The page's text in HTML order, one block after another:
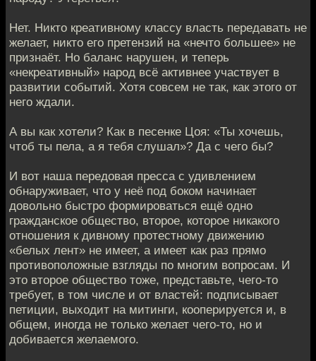
Нет. Никто креативному классу власть передавать не
желает, никто его претензий на «нечто большее» не
признаёт. Но баланс нарушен, и теперь
«некреативный» народ всё активнее участвует в
развитии событий. Хотя совсем не так, как этого от
него ждали.
А вы как хотели? Как в песенке Цоя: «Ты хочешь,
чтоб ты пела, а я тебя слушал»? Да с чего бы?
И вот наша передовая пресса с удивлением
обнаруживает, что у неё под боком начинает
довольно быстро формироваться ещё одно
гражданское общество, второе, которое никакого
отношения к дивному протестному движению
«белых лент» не имеет, а имеет как раз прямо
противоположные взгляды по многим вопросам. И
это второе общество тоже, представьте, чего-то
требует, в том числе и от властей: подписывает
петиции, выходит на митинги, кооперируется и, в
общем, иногда не только желает чего-то, но и
добивается желаемого.